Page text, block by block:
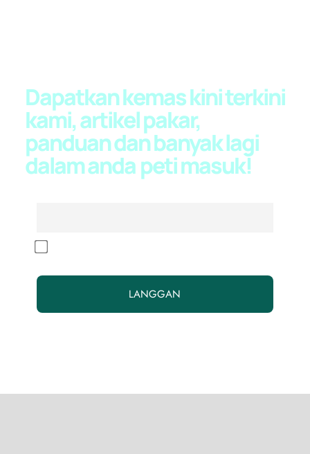
Dapatkan kemas kini terkini
kami, artikel pakar,
panduan dan banyak lagi
dalam andapeti masuk!